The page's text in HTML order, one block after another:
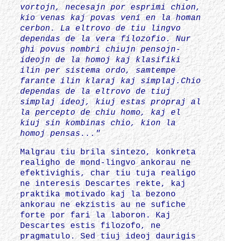
vortojn, necesajn por esprimi chion,
kio venas kaj povas veni en la homan
cerbon. La eltrovo de tiu lingvo
dependas de la vera filozofio. Nur
ghi povus nombri chiujn pensojn-
ideojn de la homoj kaj klasifiki
ilin per sistema ordo, samtempe
farante ilin klaraj kaj simplaj.Chio
dependas de la eltrovo de tiuj
simplaj ideoj, kiuj estas propraj al
la percepto de chiu homo, kaj el
kiuj sin kombinas chio, kion la
homoj pensas..."
Malgrau tiu brila sintezo, konkreta
realigho de mond-lingvo ankorau ne
efektivighis, char tiu tuja realigo
ne interesis Descartes rekte, kaj
praktika motivado kaj la bezono
ankorau ne ekzistis au ne sufiche
forte por fari la laboron. Kaj
Descartes estis filozofo, ne
pragmatulo. Sed tiuj ideoj daurigis